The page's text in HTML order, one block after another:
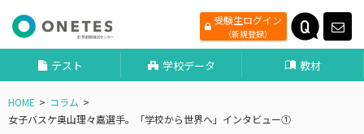
受験生ログイン
（新規登録）
テスト 学校データ 教材
HOME
コラム
女子バスケ奥山理々嘉選手。「学校から世界へ」インタビュー①